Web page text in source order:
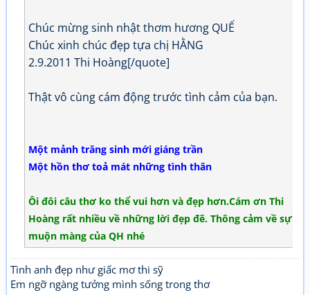
Chúc mừng sinh nhật thơm hương QUẾ
Chúc xinh chúc đẹp tựa chị HẰNG
2.9.2011 Thi Hoàng[/quote]
Thật vô cùng cám động trước tình cảm của bạn.
Một mảnh trăng sinh mới giáng trần
Một hồn thơ toả mát những tình thân
Ôi đôi câu thơ ko thể vui hơn và đẹp hơn.Cám ơn Thi
Hoàng rất nhiều về những lời đẹp đẽ. Thông cảm về sự
muộn màng của QH nhé
Tình anh đẹp như giấc mơ thi sỹ
Em ngỡ ngàng tưởng mình sống trong thơ